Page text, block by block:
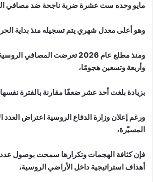
مايو وحده ست عشرة ضربة ناجحة ضد مصافي
وهو أعلى معدل شهري يتم تسجيله منذ بداية
ومنذ مطلع عام 2026 تعرضت المصافي
وأربعة وتسعين هجومًا،
بزيادة بلغت أحد عشر ضعفًا مقارنة بالفترة
ورغم إعلان وزارة الدفاع الروسية اعتراض العدد
المسيّرة،
فإن كثافة الهجمات وتكرارها سمحت بوصول عدد
أهداف استراتيجية داخل الأراضي الروسية،